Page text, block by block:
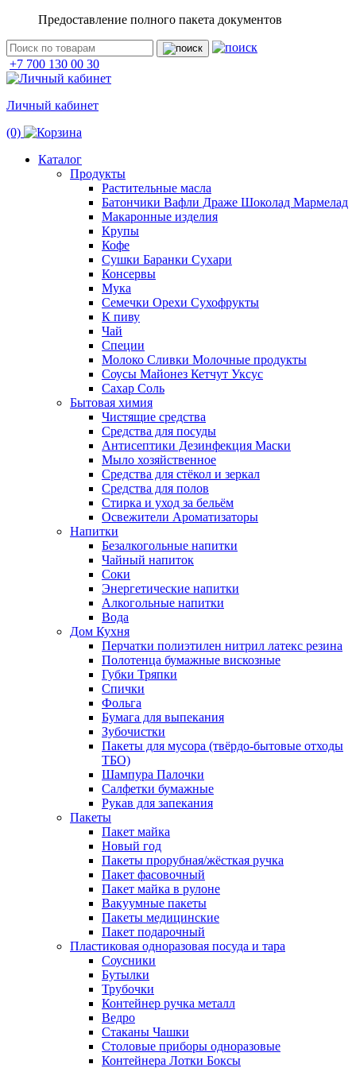
Предоставление полного пакета документов
+7 700 130 00 30
Личный кабинет
(0)
Каталог
Продукты
Растительные масла
Батончики Вафли Драже Шоколад Мармелад
Макаронные изделия
Крупы
Кофе
Сушки Баранки Сухари
Консервы
Мука
Семечки Орехи Сухофрукты
К пиву
Чай
Специи
Молоко Сливки Молочные продукты
Соусы Майонез Кетчут Уксус
Сахар Соль
Бытовая химия
Чистящие средства
Средства для посуды
Антисептики Дезинфекция Маски
Мыло хозяйственное
Средства для стёкол и зеркал
Средства для полов
Стирка и уход за бельём
Освежители Ароматизаторы
Напитки
Безалкогольные напитки
Чайный напиток
Соки
Энергетические напитки
Алкогольные напитки
Вода
Дом Кухня
Перчатки полиэтилен нитрил латекс резина
Полотенца бумажные вискозные
Губки Тряпки
Спички
Фольга
Бумага для выпекания
Зубочистки
Пакеты для мусора (твёрдо-бытовые отходы
ТБО)
Шампура Палочки
Салфетки бумажные
Рукав для запекания
Пакеты
Пакет майка
Новый год
Пакеты прорубная/жёсткая ручка
Пакет фасовочный
Пакет майка в рулоне
Вакуумные пакеты
Пакеты медицинские
Пакет подарочный
Пластиковая одноразовая посуда и тара
Соусники
Бутылки
Трубочки
Контейнер ручка металл
Ведро
Стаканы Чашки
Столовые приборы одноразовые
Контейнера Лотки Боксы